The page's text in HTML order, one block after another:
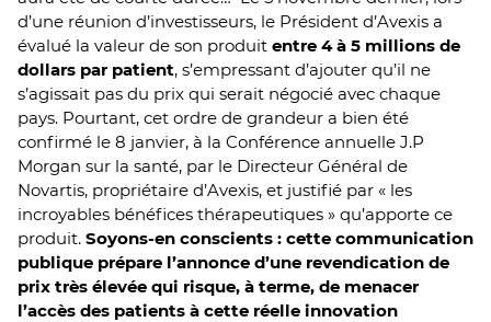
d’une réunion d’investisseurs, le Président d’Avexis a
évalué la valeur de son produit entre 4 à 5 millions de
dollars par patient, s’empressant d’ajouter qu’il ne
s’agissait pas du prix qui serait négocié avec chaque
pays. Pourtant, cet ordre de grandeur a bien été
confirmé le 8 janvier, à la Conférence annuelle J.P
Morgan sur la santé, par le Directeur Général de
Novartis, propriétaire d’Avexis, et justifié par « les
incroyables bénéfices thérapeutiques » qu’apporte ce
produit. Soyons-en conscients : cette communication
publique prépare l’annonce d’une revendication de
prix très élevée qui risque, à terme, de menacer
l’accès des patients à cette réelle innovation